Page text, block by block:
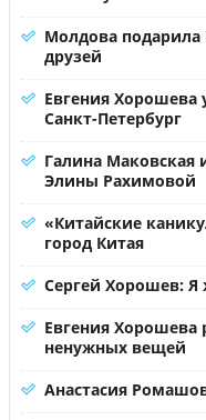
Молдова подарила
друзей
Евгения Хорошева
Санкт-Петербург
Галина Маковская
Элины Рахимовой
«Китайские
город Китая
Сергей Хорошев: Я
Евгения Хорошева
ненужных вещей
Анастасия